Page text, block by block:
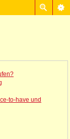
to-have und